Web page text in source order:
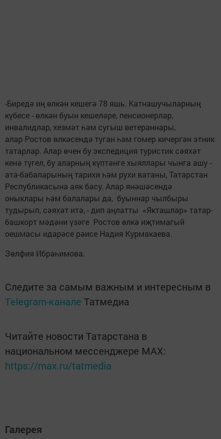
-Биредә иң өлкән кешегә 78 яшь. Катнашучыларның
күбесе - өлкән буын кешеләре, пенсионерлар,
инвалидлар, хезмәт һәм сугыш ветераннары,
алар Ростов өлкәсендә туган һәм гомер кичергән этник
татарлар. Алар өчен бу экспедиция туристик сәяхәт
кенә түгел, бу аларның күптәнге хыяллары чынга ашу -
ата-бабаларының тарихи һәм рухи ватаны, Татарстан
Республикасына аяк басу. Алар янәшәсендә
оныклары һәм балалары да, буыннар чылбыры
тудырып, сәяхәт итә, - дип аңлатты «Якташлар» татар-
башкорт мәдәни үзәге Ростов өлкә иҗтимагый
оешмасы идарәсе рәисе Надия Курмакаева.
Зөлфия Ибраһимова.
Следите за самым важным и интересным в
Telegram-канале Татмедиа
Читайте новости Татарстана в
национальном мессенджере MАХ:
https://max.ru/tatmedia
Галерея